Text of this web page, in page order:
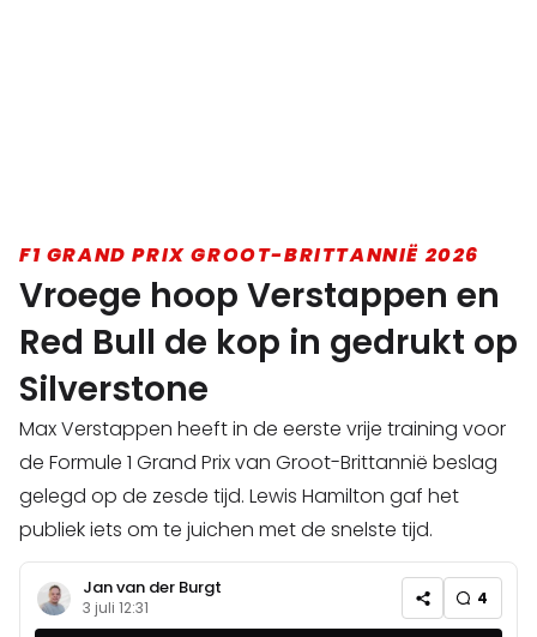
F1 GRAND PRIX GROOT-BRITTANNIË 2026
Vroege hoop Verstappen en
Red Bull de kop in gedrukt op
Silverstone
Max Verstappen heeft in de eerste vrije training voor
de Formule 1 Grand Prix van Groot-Brittannië beslag
gelegd op de zesde tijd. Lewis Hamilton gaf het
publiek iets om te juichen met de snelste tijd.
Jan van der Burgt
3 juli 12:31 4